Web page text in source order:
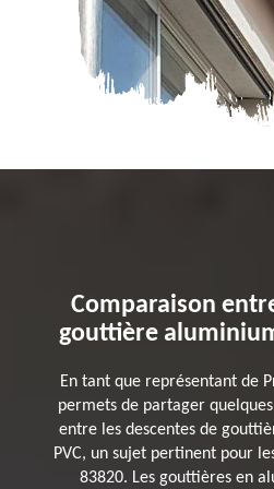
Comparaison
gouttière
En tant que représentant de
permets de partager
entre les descentes de
PVC, un sujet pertinent pour
83820. Les gouttières en